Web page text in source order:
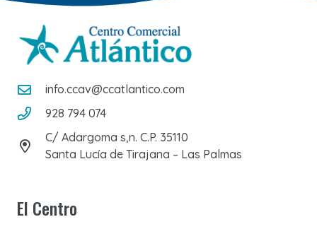
info.ccav@ccatlantico.com
928 794 074
C/ Adargoma s,n. C.P. 35110
Santa Lucía de Tirajana – Las Palmas
El Centro